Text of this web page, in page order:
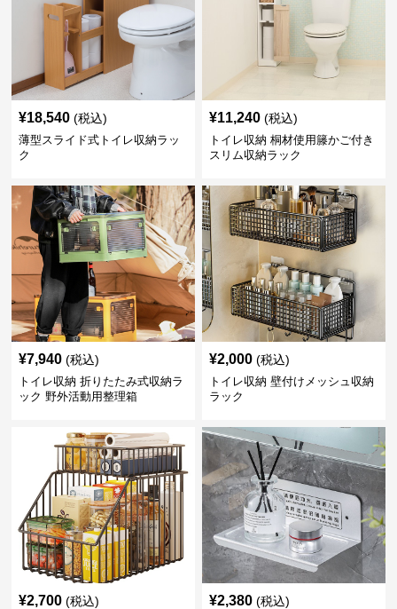
¥18,540 (税込)
薄型スライド式トイレ収納ラッ
ク
¥11,240 (税込)
トイレ収納 桐材使用籐かご付き
スリム収納ラック
¥7,940 (税込)
トイレ収納 折りたたみ式収納ラ
ック 野外活動用整理箱
¥2,000 (税込)
トイレ収納 壁付けメッシュ収納
ラック
¥2,700 (税込) ¥2,380 (税込)